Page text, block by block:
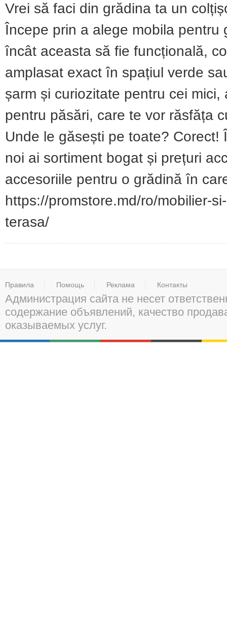
Vrei să faci din grădina ta un
Începe prin a alege mobila
încât aceasta să fie funcțională,
amplasat exact în spațiul verde
șarm și curiozitate pentru cei
pentru păsări, care te vor răsfăța
Unde le găsești pe toate?
noi ai sortiment bogat și prețuri
accesoriile pentru o grădină în
https://promstore.md/ro/mobilier-
terasa/
Правила Помощь Реклама Контакты
Администрация сайта не несет
содержание объявлений, качество
оказываемых услуг.